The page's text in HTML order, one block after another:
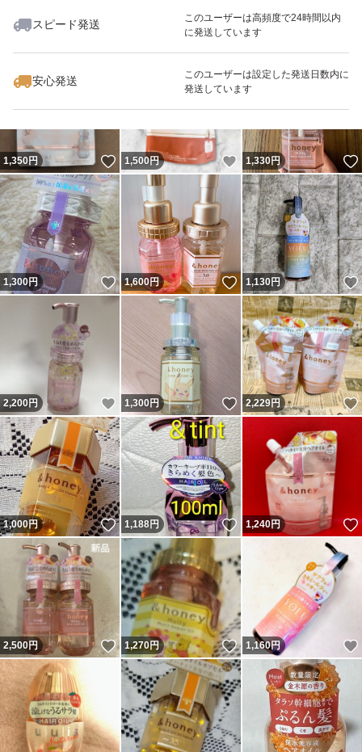
スピード発送
このユーザーは高頻度で24時間以内
に発送しています
安心発送
このユーザーは設定した発送日数内に
発送しています
いいね！
1,280
1,350円 いいね！
1,500円 いいね！
1,330円
1,300円 いいね！
1,600円 いいね！
1,130円
2,200円 いいね！
1,300円 いいね！
2,229円
1,000円 いいね！
1,188円 いいね！
1,240円
2,500円 いいね！
1,270円 いいね！
1,160円